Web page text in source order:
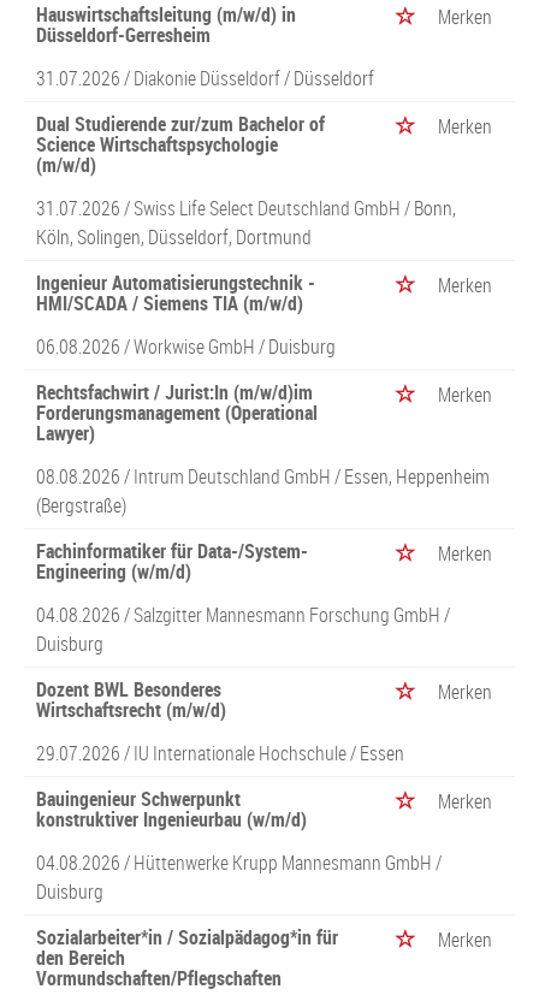
Hauswirtschaftsleitung (m/w/d) in
Düsseldorf-Gerresheim
Merken
31.07.2026 /Diakonie Düsseldorf/ Düsseldorf
Dual Studierende zur/zum Bachelor of
Science Wirtschaftspsychologie
(m/w/d)
Merken
31.07.2026 /Swiss Life Select Deutschland GmbH/ Bonn,
Köln, Solingen, Düsseldorf, Dortmund
Ingenieur Automatisierungstechnik -
HMI/SCADA / Siemens TIA (m/w/d)
Merken
06.08.2026 /Workwise GmbH/ Duisburg
Rechtsfachwirt / Jurist:In (m/w/d)im
Forderungsmanagement (Operational
Lawyer)
Merken
08.08.2026 /Intrum Deutschland GmbH/ Essen, Heppenheim
(Bergstraße)
Fachinformatiker für Data-/System-
Engineering (w/m/d)
Merken
04.08.2026 /Salzgitter Mannesmann Forschung GmbH/
Duisburg
Dozent BWL Besonderes
Wirtschaftsrecht (m/w/d)
Merken
29.07.2026 /IU Internationale Hochschule/ Essen
Bauingenieur Schwerpunkt
konstruktiver Ingenieurbau (w/m/d)
Merken
04.08.2026 /Hüttenwerke Krupp Mannesmann GmbH/
Duisburg
Sozialarbeiter*in / Sozialpädagog*in für
den Bereich
Vormundschaften/Pflegschaften
Merken